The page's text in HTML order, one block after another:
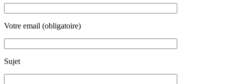
Votre email (obligatoire)
Sujet